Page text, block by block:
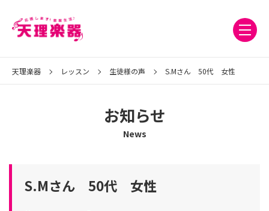
天理楽器 レッスン 生徒様の声 S.Mさん 50代 女性
お知らせ
News
S.Mさん 50代 女性